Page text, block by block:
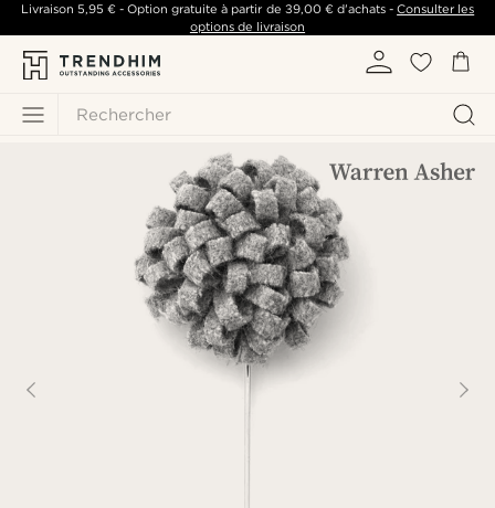
Rechercher
Livraison 5,95 €- Option gratuite à partir de 39,00 €d'achats -Consulter les
options de livraison